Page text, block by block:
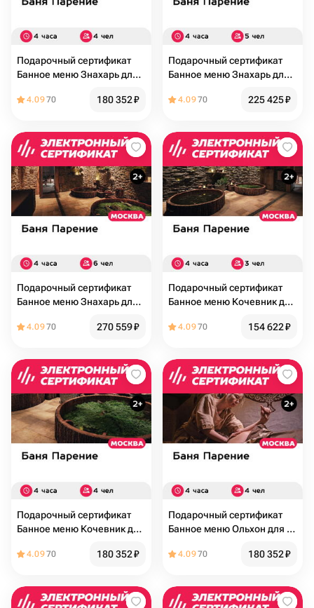
Подарочный сертификат
Банное меню Знахарь для 4
4.0970 180 352₽
Подарочный сертификат
Банное меню Знахарь для 5
4.0970 225 425₽
Подарочный сертификат
Банное меню Знахарь для 6
4.0970 270 559₽
Подарочный сертификат
Банное меню Кочевник для
4.0970 154 622₽
Подарочный сертификат
Банное меню Кочевник для
4.0970 180 352₽
Подарочный сертификат
Банное меню Ольхон для 4
4.0970 180 352₽